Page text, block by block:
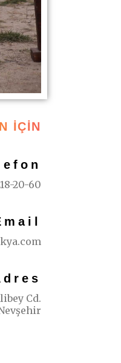
İÇIN
20-60
Cd.